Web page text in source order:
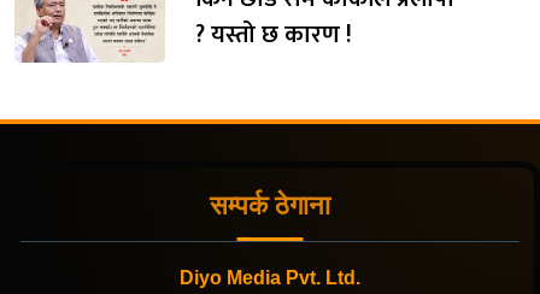
? यस्तो छ कारण !
सम्पर्क ठेगाना
Diyo Media Pvt. Ltd.